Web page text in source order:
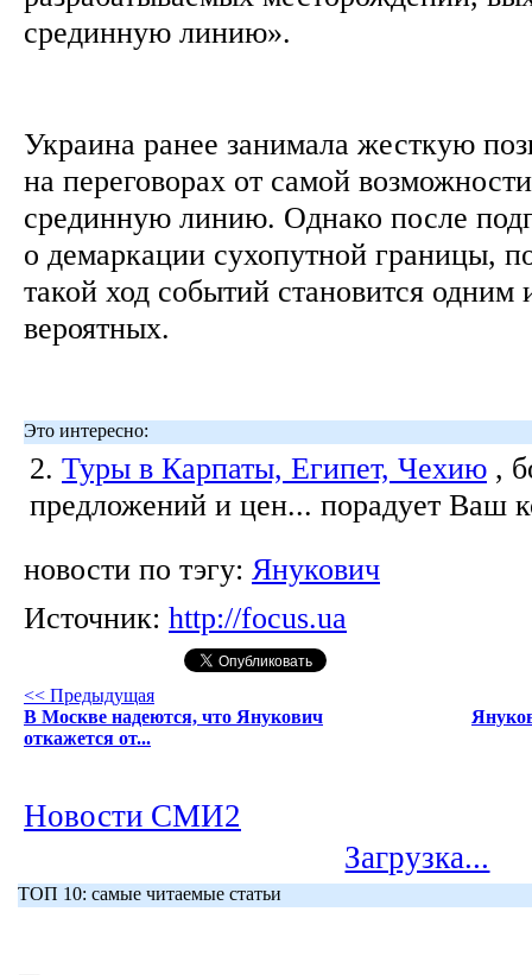
срединную линию».
Украина ранее занимала жесткую
на переговорах от самой
срединную линию. Однако после
о демаркации сухопутной границы,
такой ход событий становится одним
вероятных.
Это интересно:
2. Туры в Карпаты, Египет, Чехию ,
предложений и цен... порадует Ваш
новости по тэгу: Янукович
Источник: http://focus.ua
<< Предыдущая
В Москве надеются, что Янукович
откажется от...
Новости СМИ2
Загрузка...
ТОП 10: самые читаемые статьи